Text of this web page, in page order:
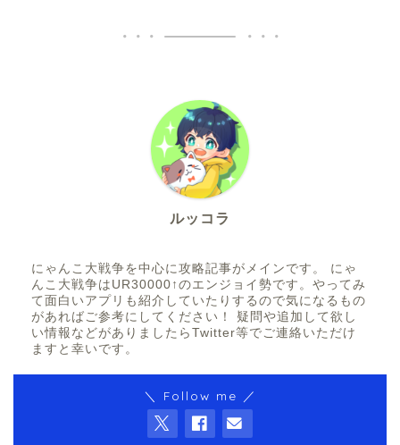
ルッコラ
にゃんこ大戦争を中心に攻略記事がメインです。 にゃ
んこ大戦争はUR30000↑のエンジョイ勢です。やってみ
て面白いアプリも紹介していたりするので気になるもの
があればご参考にしてください！ 疑問や追加して欲し
い情報などがありましたらTwitter等でご連絡いただけ
ますと幸いです。
＼ Follow me ／